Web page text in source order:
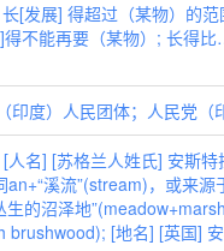
展] 得超过（某物）的范
不能再要（某物）; 长得
）人民团体；人民党（印
] [苏格兰人姓氏] 安斯特
an+“溪流”(stream)，或来源
生的沼泽地
brushwood); [地名] [英国]